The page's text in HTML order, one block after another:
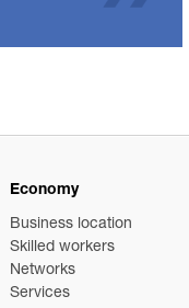
Economy
Business location
Skilled workers
Networks
Services